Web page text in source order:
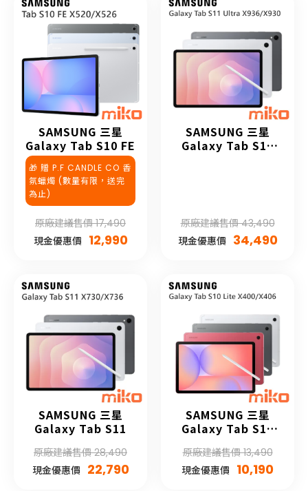
SAMSUNG 三星
Galaxy Tab S10 FE
🎁 贈 P.F CANDLE CO 香
氛蠟燭 (數量有限，送完
為止)
原廠建議售價 17,490
現金優惠價 12,990
SAMSUNG 三星
Galaxy Tab S11
原廠建議售價 43,490
現金優惠價 34,490
SAMSUNG 三星
Galaxy Tab S11
原廠建議售價 28,490
現金優惠價 22,790
SAMSUNG 三星
Galaxy Tab S10
原廠建議售價 13,490
現金優惠價 10,190